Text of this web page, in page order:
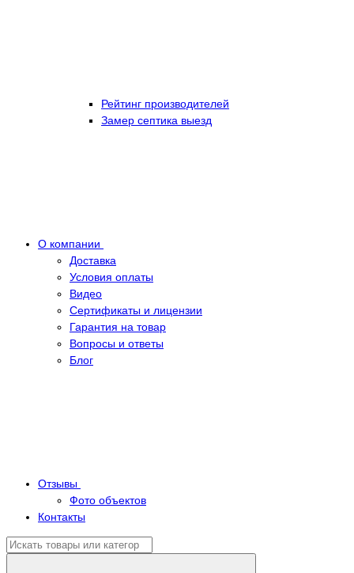
Рейтинг производителей
Замер септика выезд
О компании
Доставка
Условия оплаты
Видео
Сертификаты и лицензии
Гарантия на товар
Вопросы и ответы
Блог
Отзывы
Фото объектов
Контакты